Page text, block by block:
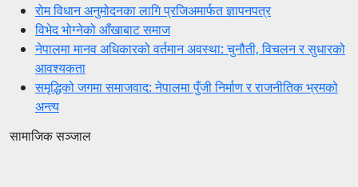
रोम विधान अनुमोदनका लागि प्रजिअमार्फत ज्ञापनपत्र
विभेद भोग्नेको आँखाबाट समाज
नेपालमा मानव अधिकारको वर्तमान अवस्था: चुनौती, विचलन र सुधारको
आवश्यकता
समृद्धिको जगमा समाजवाद: नेपालमा पुँजी निर्माण र राजनीतिक भ्रमको
अन्त्य
सामाजिक सञ्जाल